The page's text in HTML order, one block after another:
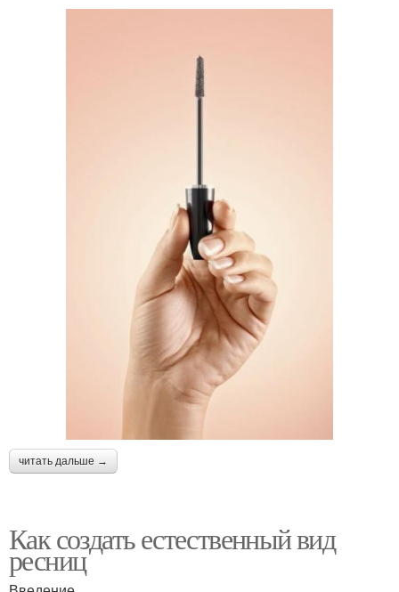
читать дальше →
Как создать естественный вид
ресниц